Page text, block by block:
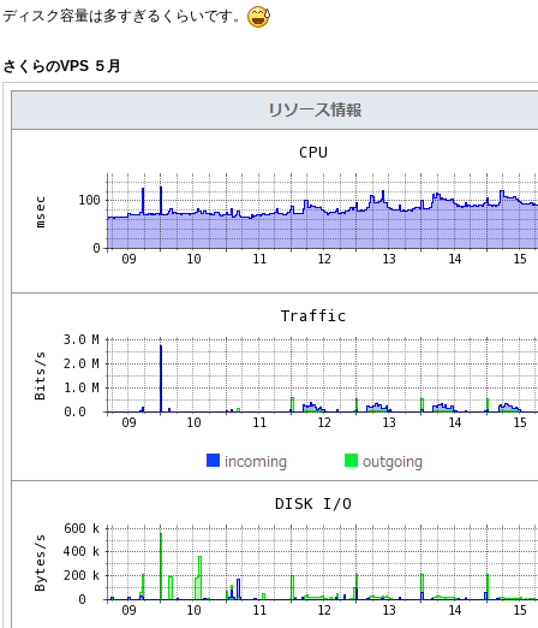
ディスク容量は多すぎるくらいです。
さくらのVPS ５月